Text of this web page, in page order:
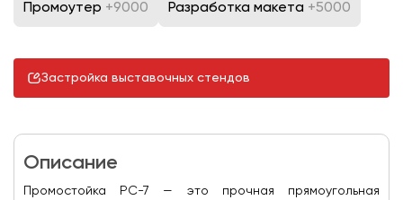
Промоутер +9000 Разработка макета +5000
Застройка выставочных стендов
Описание
Промостойка PC-7 — это прочная прямоугольная